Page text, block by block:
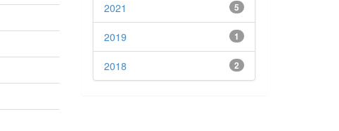
5
2021
1
2019
2
2018